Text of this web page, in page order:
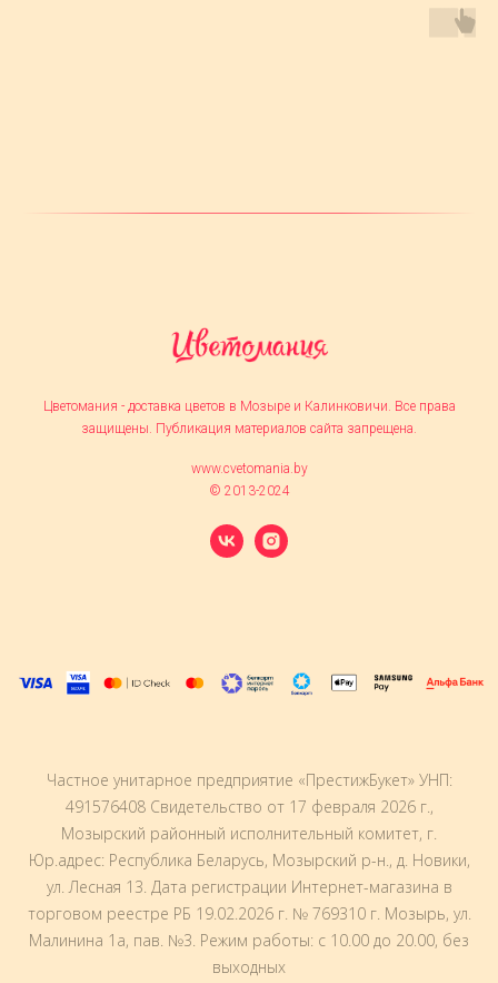
Цветомания - доставка цветов в Мозыре и Калинковичи. Все права
защищены. Публикация материалов сайта запрещена.
www.cvetomania.by
© 2013-2024
Частное унитарное предприятие «ПрестижБукет» УНП:
491576408 Свидетельство от 17 февраля 2026 г.,
Мозырский районный исполнительный комитет, г.
Юр.адрес: Республика Беларусь, Мозырский р-н., д. Новики,
ул. Лесная 13. Дата регистрации Интернет-магазина в
торговом реестре РБ 19.02.2026 г. № 769310 г. Мозырь, ул.
Малинина 1а, пав. №3. Режим работы: с 10.00 до 20.00, без
выходныx